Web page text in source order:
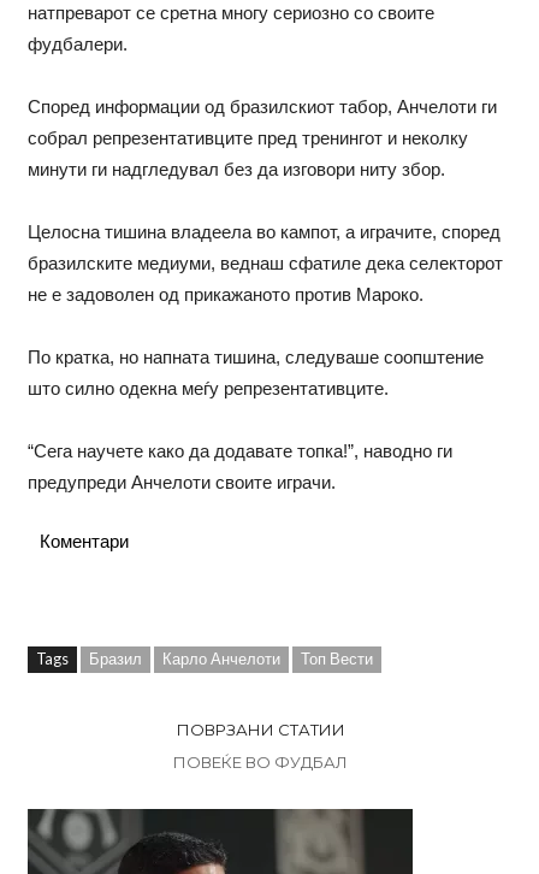
натпреварот се сретна многу сериозно со своите
фудбалери.
Според информации од бразилскиот табор, Анчелоти ги
собрал репрезентативците пред тренингот и неколку
минути ги надгледувал без да изговори ниту збор.
Целосна тишина владеела во кампот, а играчите, според
бразилските медиуми, веднаш сфатиле дека селекторот
не е задоволен од прикажаното против Мароко.
По кратка, но напната тишина, следуваше соопштение
што силно одекна меѓу репрезентативците.
“Сега научете како да додавате топка!”, наводно ги
предупреди Анчелоти своите играчи.
Коментари
Tags Бразил Карло Анчелоти Топ Вести
ПОВРЗАНИ СТАТИИ
ПОВЕЌЕ ВО ФУДБАЛ